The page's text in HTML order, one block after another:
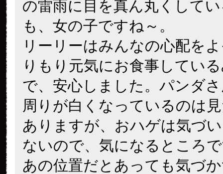
の雷雨に目を真ん丸くして
も、女の子ですね～。
リーリーはみんなの心配を
りもり元気にお食事してい
で、安心しました。パンダ
周りが白くなっているのは
ありますが、おハゲは気づ
ないので、気になるところ
あの位置だとあっても気づ